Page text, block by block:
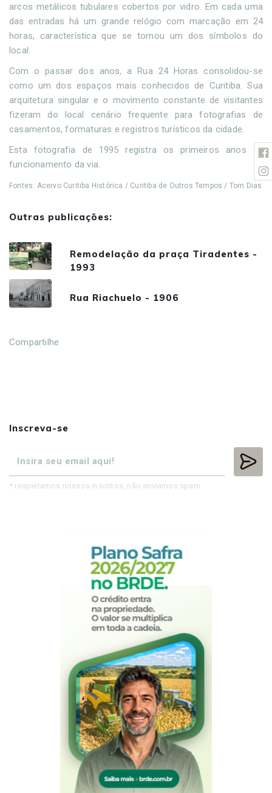
arcos metálicos tubulares cobertos por vidro. Em cada uma
das entradas há um grande relógio com marcação em 24
horas, característica que se tornou um dos símbolos do
local.
Com o passar dos anos, a Rua 24 Horas consolidou-se
como um dos espaços mais conhecidos de Curitiba. Sua
arquitetura singular e o movimento constante de visitantes
fizeram do local cenário frequente para fotografias de
casamentos, formaturas e registros turísticos da cidade.
Esta fotografia de 1995 registra os primeiros anos de
funcionamento da via.
Fontes: Acervo Curitiba Histórica / Curitiba de Outros Tempos / Tom Dias
Outras publicações:
Remodelação da praça Tiradentes -
1993
Rua Riachuelo - 1906
Compartilhe
Inscreva-se
* respeitamos nossos inscritos, não enviamos spam.